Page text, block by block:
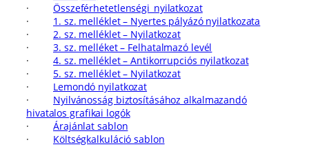
· Összeférhetetlenségi_nyilatkozat
· 1. sz. melléklet – Nyertes pályázó nyilatkozata
· 2. sz. melléklet – Nyilatkozat
· 3. sz. melléket – Felhatalmazó levél
· 4. sz. melléklet – Antikorrupciós nyilatkozat
· 5. sz. melléklet – Nyilatkozat
· Lemondó nyilatkozat
· Nyilvánosság biztosításához alkalmazandó
hivatalos grafikai logók
· Árajánlat sablon
· Költségkalkuláció sablon